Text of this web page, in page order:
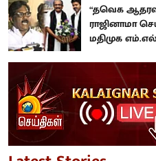
“தவெக
ராஜினாமா
மதிமுக